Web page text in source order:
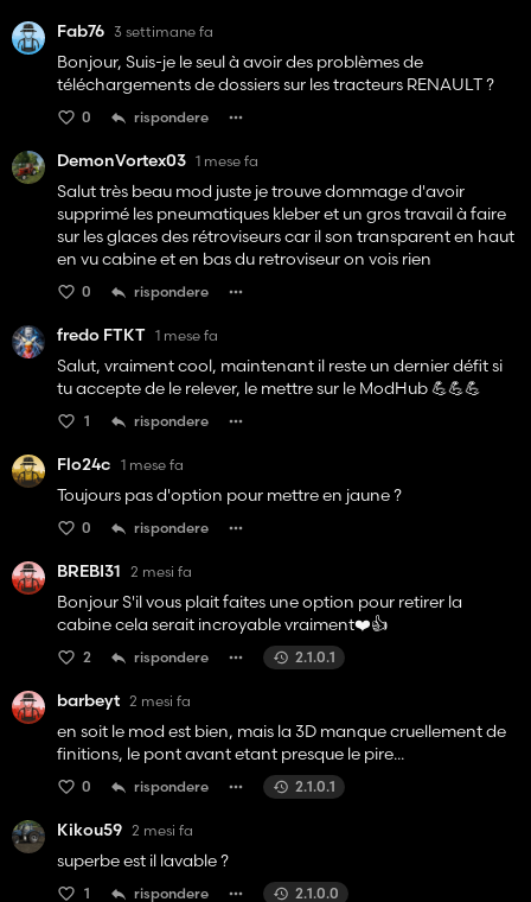
Fab76 3 settimane fa
Bonjour, Suis-je le seul à avoir des problèmes de
téléchargements de dossiers sur les tracteurs RENAULT ?
0 rispondere
DemonVortex03 1 mese fa
Salut très beau mod juste je trouve dommage d'avoir
supprimé les pneumatiques kleber et un gros travail à faire
sur les glaces des rétroviseurs car il son transparent en haut
en vu cabine et en bas du retroviseur on vois rien
0 rispondere
fredo FTKT 1 mese fa
Salut, vraiment cool, maintenant il reste un dernier défit si
tu accepte de le relever, le mettre sur le ModHub 💪💪💪
1 rispondere
Flo24c 1 mese fa
Toujours pas d'option pour mettre en jaune ?
0 rispondere
BREBI31 2 mesi fa
Bonjour S'il vous plait faites une option pour retirer la
cabine cela serait incroyable vraiment❤️👍️
2 rispondere 2.1.0.1
barbeyt 2 mesi fa
en soit le mod est bien, mais la 3D manque cruellement de
finitions, le pont avant etant presque le pire...
0 rispondere 2.1.0.1
Kikou59 2 mesi fa
superbe est il lavable ?
1 rispondere 2.1.0.0